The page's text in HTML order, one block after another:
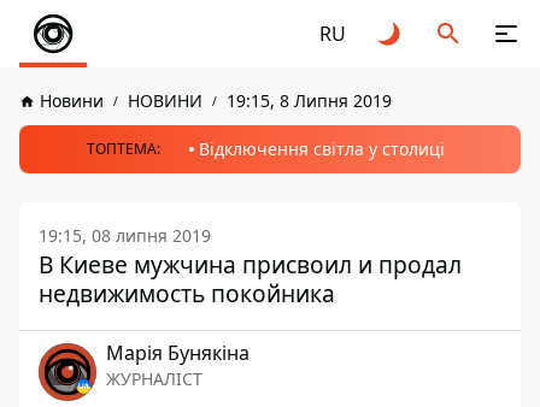
RU
Новини НОВИНИ 19:15, 8 Липня 2019
ТОПТЕМА: Відключення світла у столиці
19:15, 08 липня 2019
В Киеве мужчина присвоил и продал
недвижимость покойника
Марія Бунякіна
ЖУРНАЛІСТ